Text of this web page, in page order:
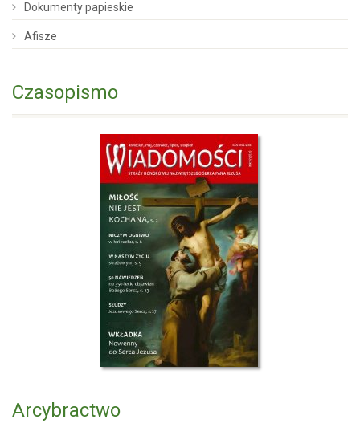
Dokumenty papieskie
Afisze
Czasopismo
Arcybractwo